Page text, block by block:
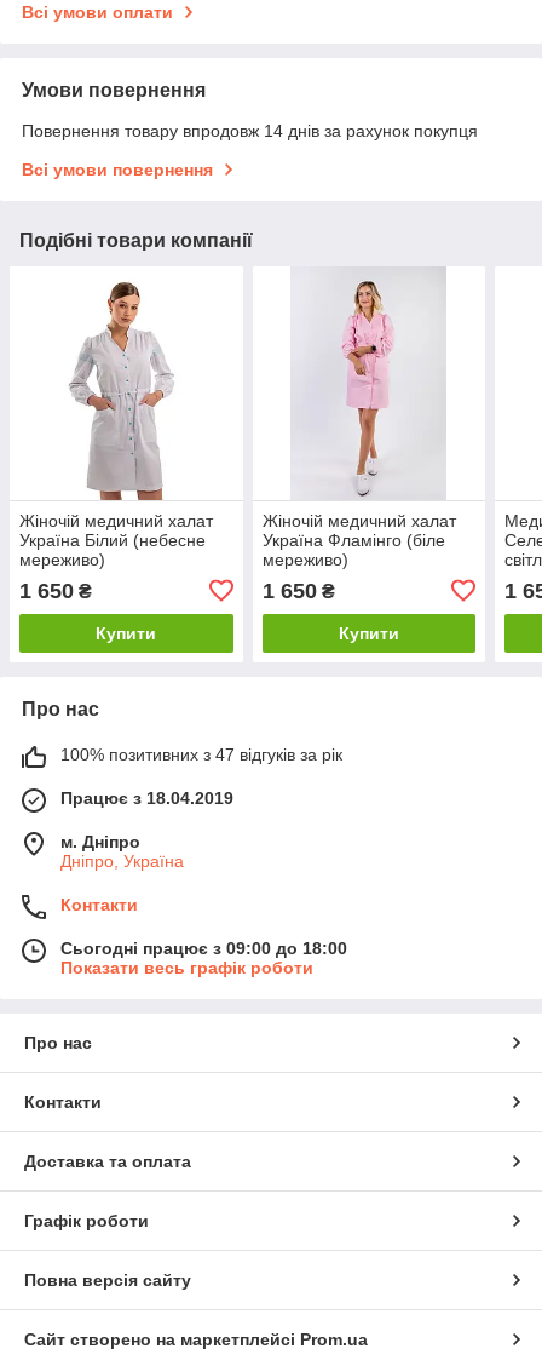
Всі умови оплати
Умови повернення
Повернення товару впродовж 14 днів за рахунок покупця
Всі умови повернення
Подібні товари компанії
Жіночій медичний халат
Україна Білий (небесне
мереживо)
1 650 ₴
Купити
Жіночій медичний халат
Україна Фламінго (біле
мереживо)
1 650₴
Купити
1
Про нас
100% позитивних з 47 відгуків за рік
Працює з 18.04.2019
м. Дніпро
Дніпро, Україна
Контакти
Сьогодні працює з 09:00 до 18:00
Показати весь графік роботи
Про нас
Контакти
Доставка та оплата
Графік роботи
Повна версія сайту
Сайт створено на маркетплейсі Prom.ua